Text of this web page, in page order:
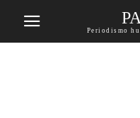
Periodismo